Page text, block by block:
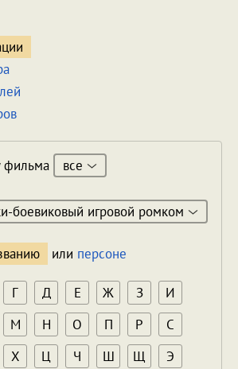
фильма
все
боевиковый игровой ромком
или персоне
Г Д Е Ж З
И
М Н О П Р
С
Х Ц Ч Ш Щ
Э